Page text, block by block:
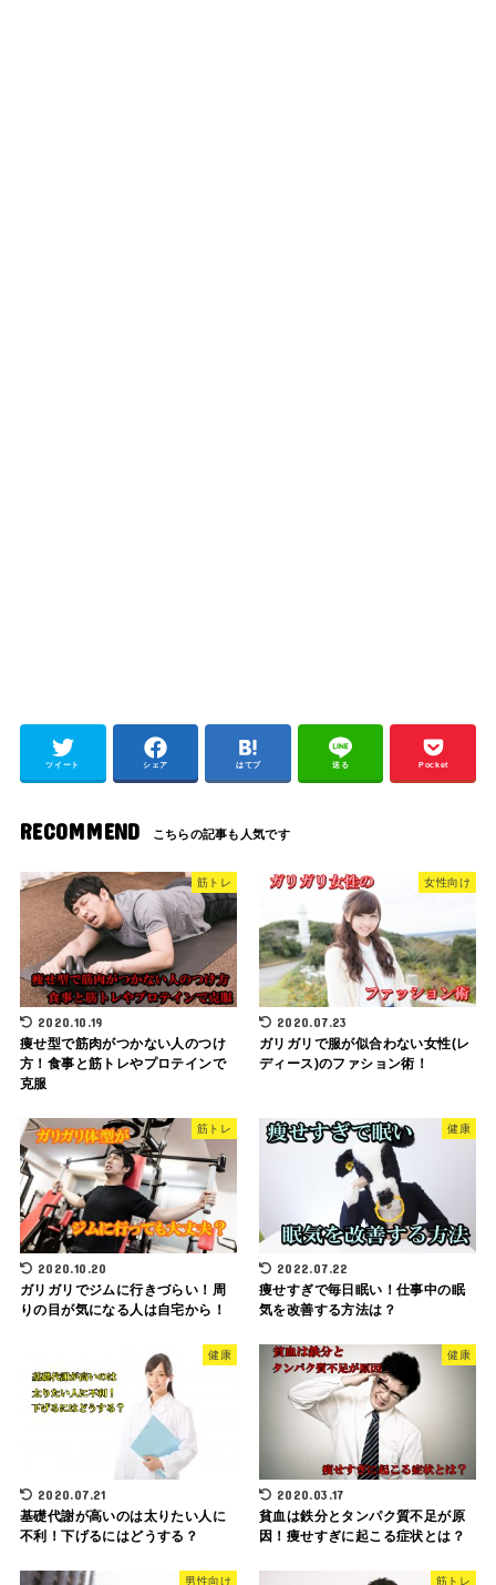
ツイート シェア はてブ 送る Pocket
RECOMMEND
筋トレ
2020.10.19
痩せ型で筋肉がつかない人のつけ
方！食事と筋トレやプロテインで
克服
女性向け
2020.07.23
ガリガリで服が似合わない女性(レ
ディース)のファション術！
筋トレ
2020.10.20
ガリガリでジムに行きづらい！周
りの目が気になる人は自宅から！
健康
2022.07.22
痩せすぎで毎日眠い！仕事中の眠
気を改善する方法は？
健康
2020.07.21
基礎代謝が高いのは太りたい人に
不利！下げるにはどうする？
健康
2020.03.17
貧血は鉄分とタンパク質不足が原
因！痩せすぎに起こる症状とは？
男性向け 筋トレ